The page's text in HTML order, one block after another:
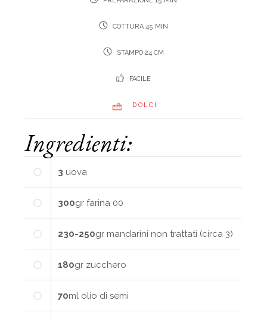
COTTURA 45 MIN
STAMPO 24 CM
FACILE
DOLCI
Ingredienti:
3 uova
300gr farina 00
230-250gr mandarini non trattati (circa 3)
180gr zucchero
70ml olio di semi